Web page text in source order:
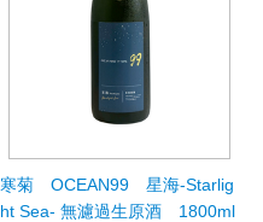
寒菊 OCEAN99 星海-Starlig
ht Sea- 無濾過生原酒 1800ml